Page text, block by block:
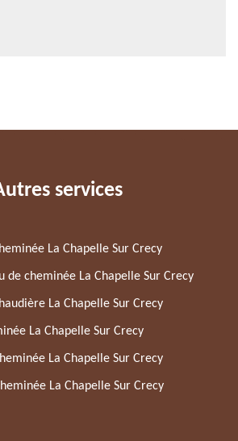
services
La Chapelle Sur Crecy
de cheminée La Chapelle Sur Crecy
La Chapelle Sur Crecy
La Chapelle Sur Crecy
La Chapelle Sur Crecy
La Chapelle Sur Crecy